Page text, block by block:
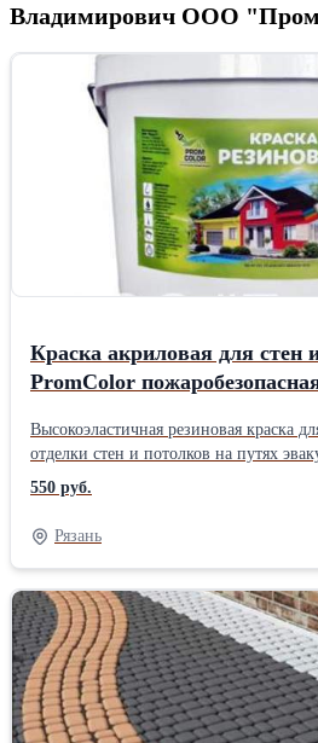
Владимирович ООО
Краска акриловая для стен
PromColor
Высокоэластичная резиновая краска
отделки стен и потолков на путях
пожарной безопасности с классом КМ
краска выдерживает растрескивание
повреждения лицевого слоя
нагрузкам), обладает прекрасной
паропроницаемостью, пыле-
моется щелочными растворами без
не выгорает и не содержит растворителей.
окраски фасадов зданий, помещений
поверхностей из гипсокартона (не
для окраски и гидроизоляции
оцинкованных кровель, бассейнов и
550 руб.
Рязань